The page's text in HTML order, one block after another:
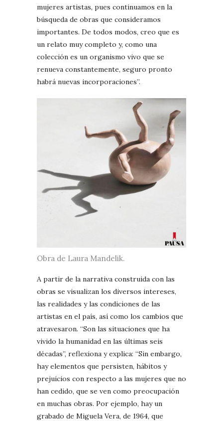
mujeres artistas, pues continuamos en la
búsqueda de obras que consideramos
importantes. De todos modos, creo que es
un relato muy completo y, como una
colección es un organismo vivo que se
renueva constantemente, seguro pronto
habrá nuevas incorporaciones”.
Obra de Laura Mandelik.
A partir de la narrativa construida con las
obras se visualizan los diversos intereses,
las realidades y las condiciones de las
artistas en el país, así como los cambios que
atravesaron. “Son las situaciones que ha
vivido la humanidad en las últimas seis
décadas”, reflexiona y explica: “Sin embargo,
hay elementos que persisten, hábitos y
prejuicios con respecto a las mujeres que no
han cedido, que se ven como preocupación
en muchas obras. Por ejemplo, hay un
grabado de Miguela Vera, de 1964, que